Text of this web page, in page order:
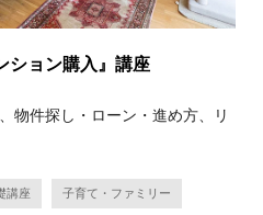
ション購入』講座
物件探し・ローン・進め方、リ
講座 子育て・ファミリー